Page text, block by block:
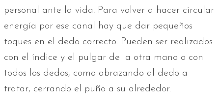
personal ante la vida. Para volver a hacer circular
energía por ese canal hay que dar pequeños
toques en el dedo correcto. Pueden ser realizados
con el índice y el pulgar de la otra mano o con
todos los dedos, como abrazando al dedo a
tratar, cerrando el puño a su alrededor.